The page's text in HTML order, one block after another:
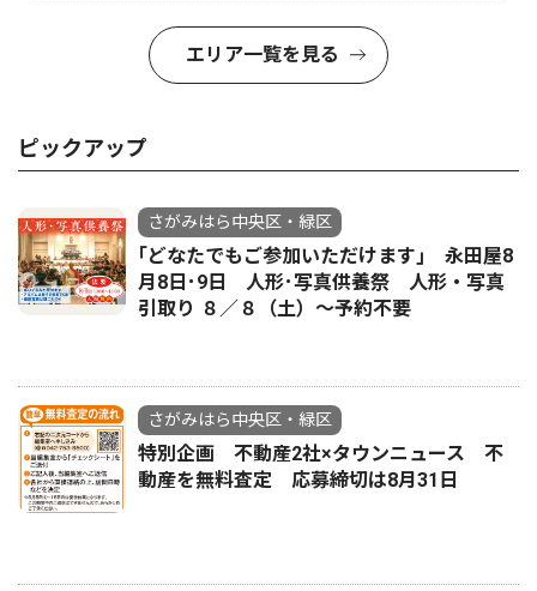
エリア一覧を見る
ピックアップ
さがみはら中央区・緑区
｢どなたでもご参加いただけます｣ 永田屋8
月8日･9日 人形･写真供養祭 人形・写真
引取り ８／８（土）〜予約不要
さがみはら中央区・緑区
特別企画 不動産2社×タウンニュース 不
動産を無料査定 応募締切は8月31日